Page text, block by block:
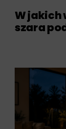
W jakich
szara